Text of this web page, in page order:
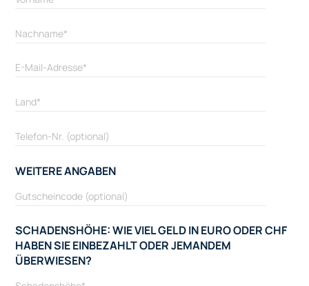
WEITERE ANGABEN
SCHADENSHÖHE: WIE VIEL GELD IN EURO ODER CHF
HABEN SIE EINBEZAHLT ODER JEMANDEM
ÜBERWIESEN?